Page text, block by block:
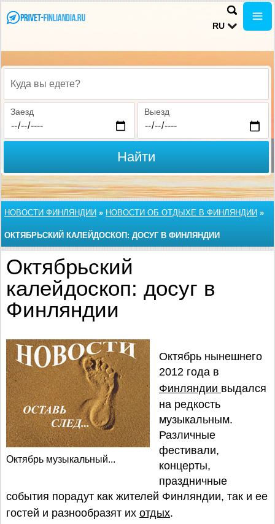
RU
Куда вы едете?
Заезд Выезд
Найти
НОВОСТИ ФИНЛЯНДИИ » НОВОСТИ ОБ ОТДЫХЕ В ФИНЛЯНДИИ »
ОКТЯБРЬСКИЙ КАЛЕЙДОСКОП: ДОСУГ В ФИНЛЯНДИИ
Октябрьский
калейдоскоп: досуг в
Финляндии
Октябрь музыкальный...
Октябрь нынешнего
2012 года в
Финляндии выдался
на редкость
музыкальным.
Различные
фестивали,
концерты,
праздничные
события порадут как жителей Финляндии, так и ее
гостей и разнообразят их отдых.